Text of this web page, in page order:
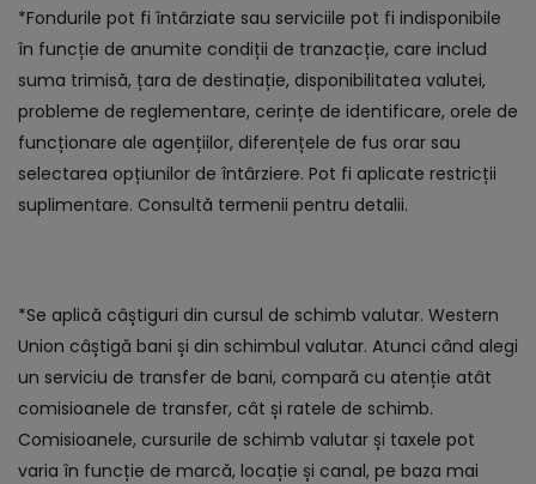
*Fondurile pot fi întârziate sau serviciile pot fi indisponibile
în funcție de anumite condiții de tranzacție, care includ
suma trimisă, țara de destinație, disponibilitatea valutei,
probleme de reglementare, cerințe de identificare, orele de
funcționare ale agențiilor, diferențele de fus orar sau
selectarea opțiunilor de întârziere. Pot fi aplicate restricții
suplimentare. Consultă termenii pentru detalii.
*Se aplică câștiguri din cursul de schimb valutar. Western
Union câștigă bani și din schimbul valutar. Atunci când alegi
un serviciu de transfer de bani, compară cu atenție atât
comisioanele de transfer, cât și ratele de schimb.
Comisioanele, cursurile de schimb valutar și taxele pot
varia în funcție de marcă, locație și canal, pe baza mai